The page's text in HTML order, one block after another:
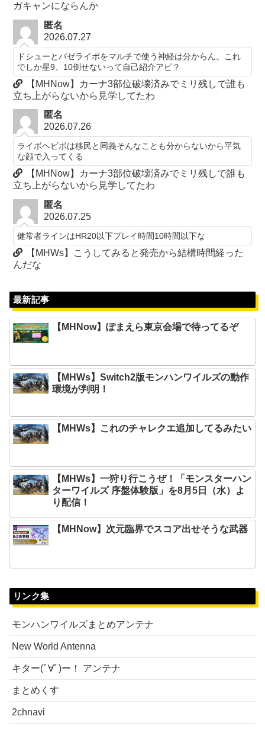
ガキャンにならんか
匿名
2026.07.27
ドシューとバゼライボをマルチで使う神経は分からん。これ
でしか星9、10倒せないって自己紹介アピ？
【MHNow】カーナ3部位破壊済みでミリ残しで誰も
立ち上がらないから見学してたわ
匿名
2026.07.26
ライボヘビボは移民と同義そんなことも分からないから平気
な顔で入ってくる
【MHNow】カーナ3部位破壊済みでミリ残しで誰も
立ち上がらないから見学してたわ
匿名
2026.07.25
健常者ラインはHR20以下プレイ時間10時間以下な
【MHWs】こうしてみると発売から結構時間経った
んだな
最新記事
【MHNow】ぽまえら東京会場で待ってるぞ
【MHWs】Switch2版モンハンワイルズの動作
環境が判明！
【MHWs】これのチャレクエ追加してるみたい
【MHWs】一狩り行こうぜ！「モンスターハン
ターワイルズ 序盤体験版」を8月5日（水）よ
り配信！
【MHNow】次元臨界でスコア出せそうな武器
リンク集
モンハンワイルズまとめアンテナ
New World Antenna
キター(ﾟ∀ﾟ)ー！ アンテナ
まとめくす
2chnavi